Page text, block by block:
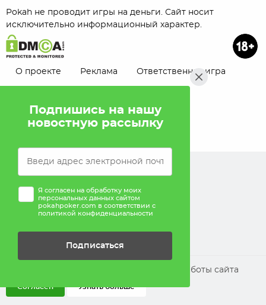
Pokah не проводит игры на деньги. Сайт носит
исключительно информационный характер.
О проекте Реклама Ответственная игра
Мы используем cookies для улучшения работы сайта
Согласен Узнать больше
Подпишись на нашу
новостную рассылку
Я согласен на обработку моих
персональных данных сайтом
pokahpoker.com в соответствии с
политикой конфиденциальности
Подписаться